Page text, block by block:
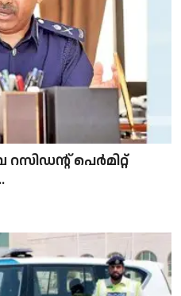
പെർമിറ്റ്